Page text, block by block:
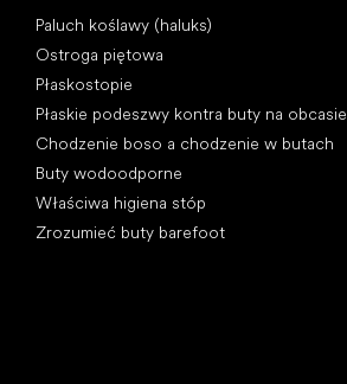
Paluch koślawy (haluks)
Ostroga piętowa
Płaskostopie
Płaskie podeszwy kontra buty na obcasie
Chodzenie boso a chodzenie w butach
Buty wodoodporne
Właściwa higiena stóp
Zrozumieć buty barefoot